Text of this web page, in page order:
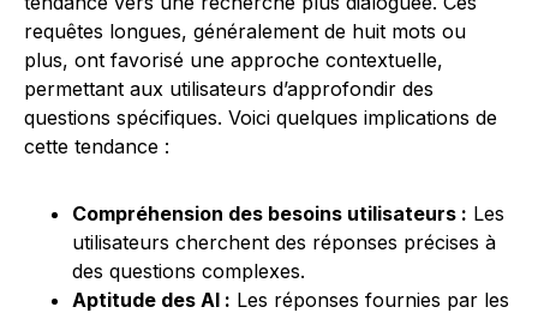
requêtes longues, généralement de huit mots ou
plus, ont favorisé une approche contextuelle,
permettant aux utilisateurs d’approfondir des
questions spécifiques. Voici quelques implications de
cette tendance :
Compréhension des besoins utilisateurs : Les
utilisateurs cherchent des réponses précises à
des questions complexes.
Aptitude des AI : Les réponses fournies par les